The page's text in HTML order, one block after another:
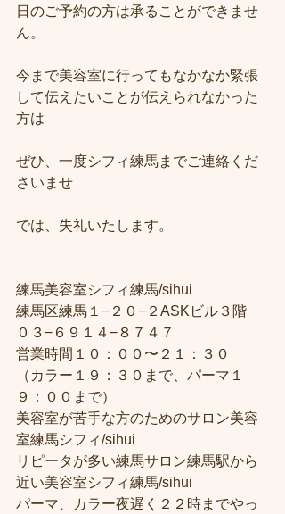
日のご予約の方は承ることができませ
ん。
今まで美容室に行ってもなかなか緊張
して伝えたいことが伝えられなかった
方は
ぜひ、一度シフィ練馬までご連絡くだ
さいませ
では、失礼いたします。
練馬美容室シフィ練馬/sihui
練馬区練馬１−２０−２ASKビル３階
０３−６９１４−８７４７
営業時間１０：００〜２１：３０
（カラー１９：３０まで、パーマ１
９：００まで）
美容室が苦手な方のためのサロン美容
室練馬シフィ/sihui
リピータが多い練馬サロン練馬駅から
近い美容室シフィ練馬/sihui
パーマ、カラー夜遅く２２時までやっ